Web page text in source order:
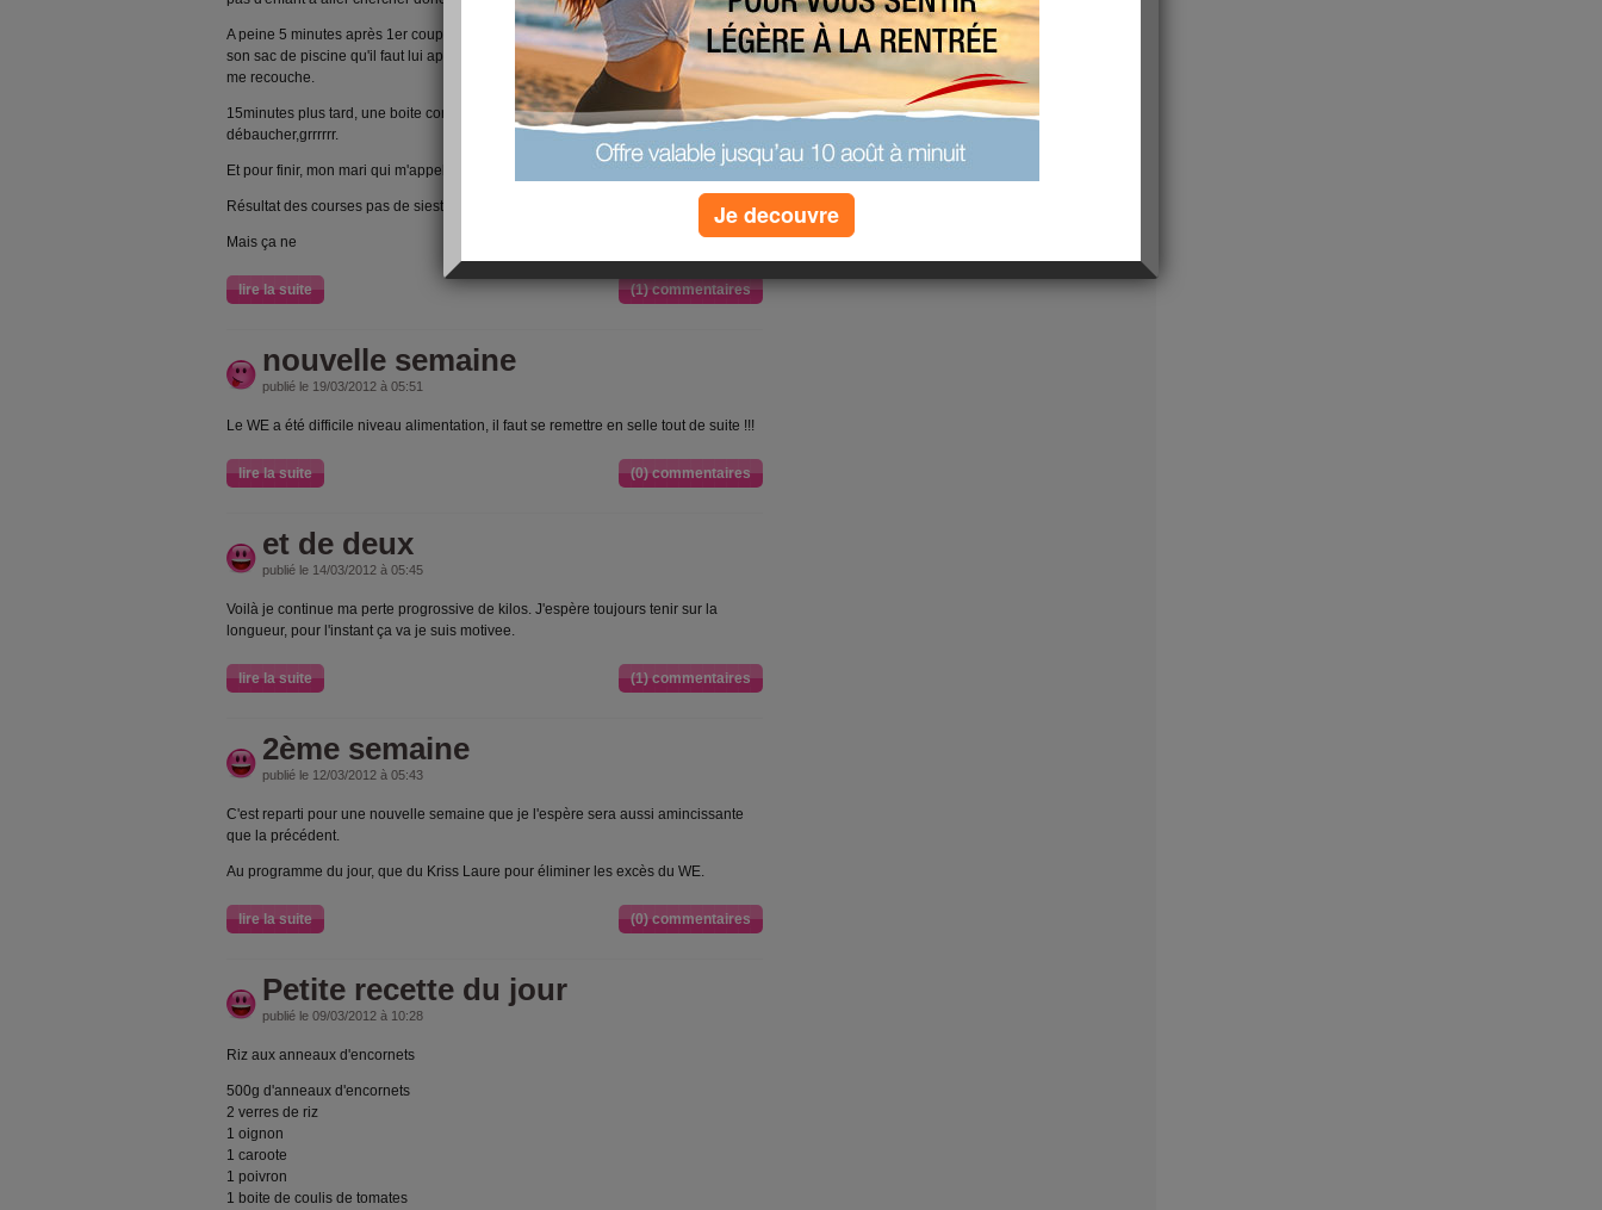
A peine 5 minutes après 1er coup de fil : la maitresse d'Hugo me dit qu'il a oublié
son sac de piscine qu'il faut lui apporter. Je décide d'y aller qu'en début d'aprèm. Je
me recouche.
15minutes plus tard, une boite concurrente à la mienne m'appelle pour me
débaucher,grrrrrr.
Et pour finir, mon mari qui m'appelle aussi pour que je lui envoie des docs par mail.
Résultat des courses pas de sieste !
Mais ça ne
lire la suite (1) commentaires
nouvelle semaine
publié le 19/03/2012 à 05:51
Le WE a été difficile niveau alimentation, il faut se remettre en selle tout de suite !!!
lire la suite (0) commentaires
et de deux
publié le 14/03/2012 à 05:45
Voilà je continue ma perte progrossive de kilos. J'espère toujours tenir sur la
longueur, pour l'instant ça va je suis motivee.
lire la suite (1) commentaires
2ème semaine
publié le 12/03/2012 à 05:43
C'est reparti pour une nouvelle semaine que je l'espère sera aussi amincissante
que la précédent.
Au programme du jour, que du Kriss Laure pour éliminer les excès du WE.
lire la suite (0) commentaires
Petite recette du jour
publié le 09/03/2012 à 10:28
Riz aux anneaux d'encornets
500g d'anneaux d'encornets
2 verres de riz
1 oignon
1 caroote
1 poivron
1 boite de coulis de tomates
Je decouvre